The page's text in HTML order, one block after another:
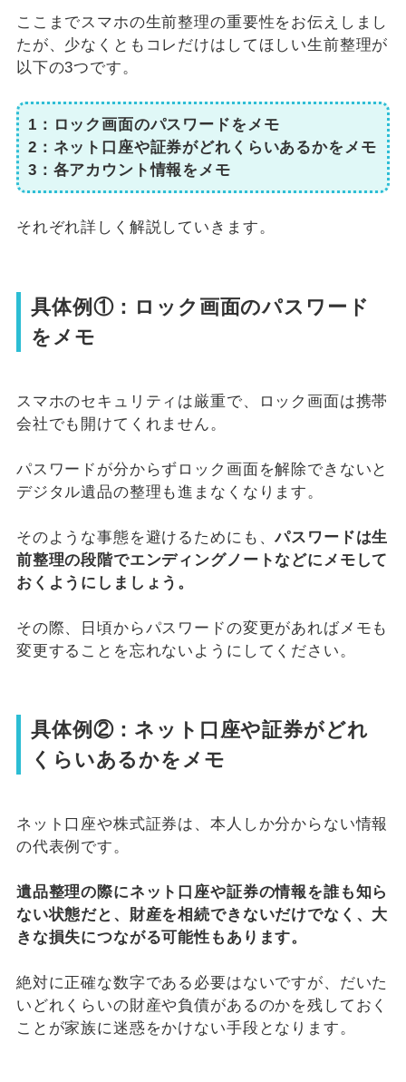
ここまでスマホの生前整理の重要性をお伝えしまし
たが、少なくともコレだけはしてほしい生前整理が
以下の3つです。
1：ロック画面のパスワードをメモ
2：ネット口座や証券がどれくらいあるかをメモ
3：各アカウント情報をメモ
それぞれ詳しく解説していきます。
具体例①：ロック画面のパスワード
をメモ
スマホのセキュリティは厳重で、ロック画面は携帯
会社でも開けてくれません。
パスワードが分からずロック画面を解除できないと
デジタル遺品の整理も進まなくなります。
そのような事態を避けるためにも、パスワードは生
前整理の段階でエンディングノートなどにメモして
おくようにしましょう。
その際、日頃からパスワードの変更があればメモも
変更することを忘れないようにしてください。
具体例②：ネット口座や証券がどれ
くらいあるかをメモ
ネット口座や株式証券は、本人しか分からない情報
の代表例です。
遺品整理の際にネット口座や証券の情報を誰も知ら
ない状態だと、財産を相続できないだけでなく、大
きな損失につながる可能性もあります。
絶対に正確な数字である必要はないですが、だいた
いどれくらいの財産や負債があるのかを残しておく
ことが家族に迷惑をかけない手段となります。